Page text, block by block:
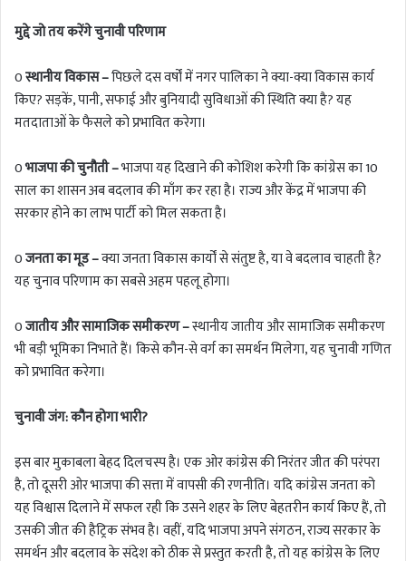
मुद्दे जो तय करेंगे चुनावी परिणाम
0स्थानीय विकास –पिछले दस वर्षों में नगर पालिका ने क्या-क्या विकास कार्य
किए? सड़कें, पानी, सफाई और बुनियादी सुविधाओं की स्थिति क्या है? यह
मतदाताओं के फैसले को प्रभावित करेगा।
0भाजपा की चुनौती –भाजपा यह दिखाने की कोशिश करेगी कि कांग्रेस का 10
साल का शासन अब बदलाव की माँग कर रहा है। राज्य और केंद्र में भाजपा की
सरकार होने का लाभ पार्टी को मिल सकता है।
0जनता का मूड –क्या जनता विकास कार्यों से संतुष्ट है, या वे बदलाव चाहती है?
यह चुनाव परिणाम का सबसे अहम पहलू होगा।
0जातीय और सामाजिक समीकरण –स्थानीय जातीय और सामाजिक समीकरण
भी बड़ी भूमिका निभाते हैं। किसे कौन-से वर्ग का समर्थन मिलेगा, यह चुनावी गणित
को प्रभावित करेगा।
चुनावी जंग: कौन होगा भारी?
इस बार मुकाबला बेहद दिलचस्प है। एक ओर कांग्रेस की निरंतर जीत की परंपरा
है, तो दूसरी ओर भाजपा की सत्ता में वापसी की रणनीति। यदि कांग्रेस जनता को
यह विश्वास दिलाने में सफल रही कि उसने शहर के लिए बेहतरीन कार्य किए हैं, तो
उसकी जीत की हैट्रिक संभव है। वहीं, यदि भाजपा अपने संगठन, राज्य सरकार के
समर्थन और बदलाव के संदेश को ठीक से प्रस्तुत करती है, तो यह कांग्रेस के लिए